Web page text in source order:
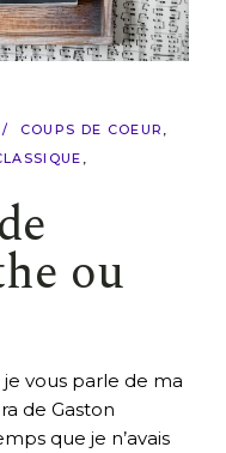
COUPS DE COEUR
ou
vous parle de ma
de Gaston
que je n’avais